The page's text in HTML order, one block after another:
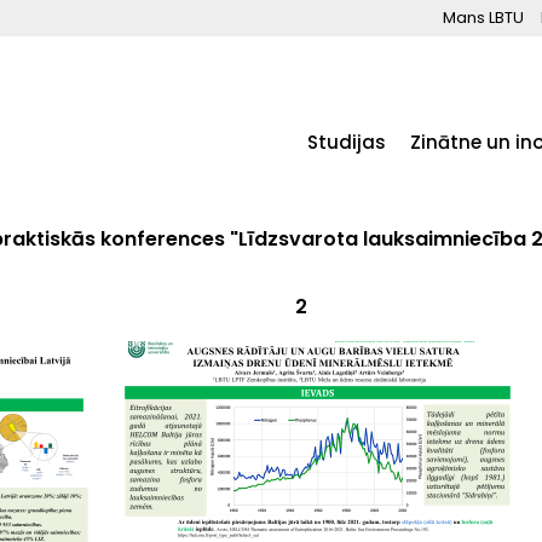
Mans LBTU
Studijas Zinātne un
konferences "Līdzsvarota lauksaimniecība
2